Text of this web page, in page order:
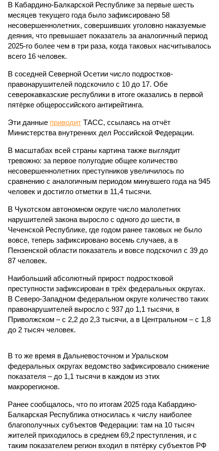
В Кабардино-Балкарской Республике за первые шесть
месяцев текущего года было зафиксировано 58
несовершеннолетних, совершивших уголовно наказуемые
деяния, что превышает показатель за аналогичный период
2025-го более чем в три раза, когда таковых насчитывалось
всего 16 человек.
В соседней Северной Осетии число подростков-
правонарушителей подскочило с 10 до 17. Обе
северокавказские республики в итоге оказались в первой
пятёрке общероссийского антирейтинга.
Эти данные приводит ТАСС, ссылаясь на отчёт
Министерства внутренних дел Российской Федерации.
В масштабах всей страны картина также выглядит
тревожно: за первое полугодие общее количество
несовершеннолетних преступников увеличилось по
сравнению с аналогичным периодом минувшего года на 945
человек и достигло отметки в 11,4 тысячи.
В Чукотском автономном округе число малолетних
нарушителей закона выросло с одного до шести, в
Чеченской Республике, где годом ранее таковых не было
вовсе, теперь зафиксировано восемь случаев, а в
Пензенской области показатель и вовсе подскочил с 39 до
87 человек.
Наибольший абсолютный прирост подростковой
преступности зафиксирован в трёх федеральных округах.
В Северо-Западном федеральном округе количество таких
правонарушителей выросло с 937 до 1,1 тысячи, в
Приволжском – с 2,2 до 2,3 тысячи, а в Центральном – с 1,8
до 2 тысяч человек.
В то же время в Дальневосточном и Уральском
федеральных округах ведомство зафиксировало снижение
показателя – до 1,1 тысячи в каждом из этих
макрорегионов.
Ранее сообщалось, что по итогам 2025 года Кабардино-
Балкарская Республика относилась к числу наиболее
благополучных субъектов Федерации: там на 10 тысяч
жителей приходилось в среднем 69,2 преступления, и с
таким показателем регион входил в пятёрку субъектов РФ